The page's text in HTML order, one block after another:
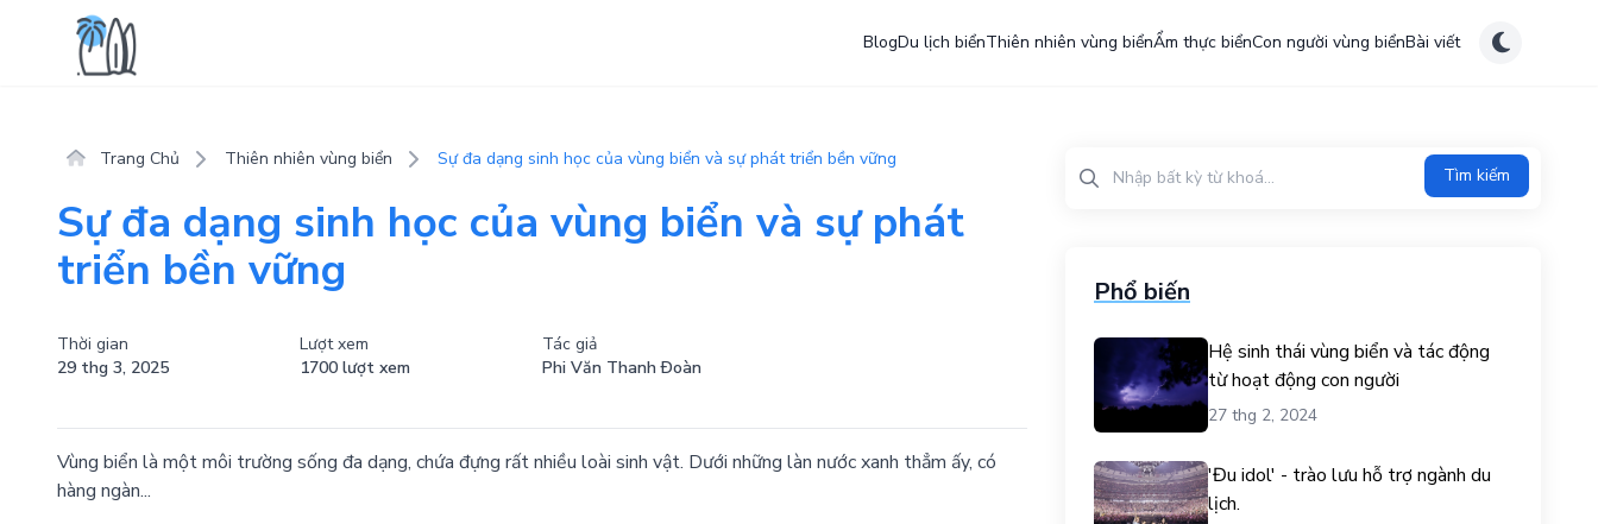
BlogDu lịch biểnThiên nhiên vùng biểnẨm thực biểnCon người vùng biểnBài viết
Trang Chủ Thiên nhiên vùng biển Sự đa dạng sinh học của vùng biển và sự phát triển bền vững
Sự đa dạng sinh học của vùng biển và sự phát
triển bền vững
Thời gian
29 thg 3, 2025
Lượt xem
1700 lượt xem
Tác giả
Phi Văn Thanh Ðoàn
Vùng biển là một môi trường sống đa dạng, chứa đựng rất nhiều loài sinh vật. Dưới những làn nước xanh thẳm ấy, có
hàng ngàn...
Tìm kiếm
Phổ biến
Hệ sinh thái vùng biển và tác động
từ hoạt động con người
27 thg 2, 2024
'Đu idol' - trào lưu hỗ trợ ngành du
lịch.